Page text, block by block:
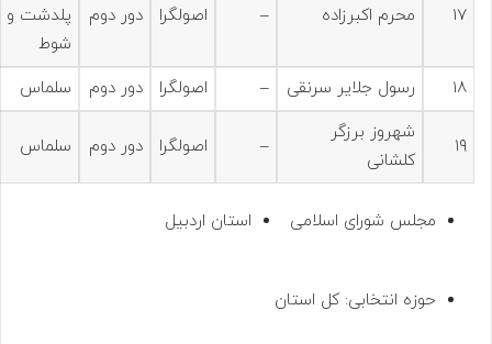
۱۷ محرم اکبرزاده – اصولگرا دور دوم
پلدشت و
شوط
۱۸
رسول جلایر سرنقی – اصولگرا دور دوم سلماس
۱۹
شهروز برزگر
کلشانی
– اصولگرا دور دوم سلماس
مجلس شورای اسلامی استان اردبیل
حوزه انتخابی: کل استان